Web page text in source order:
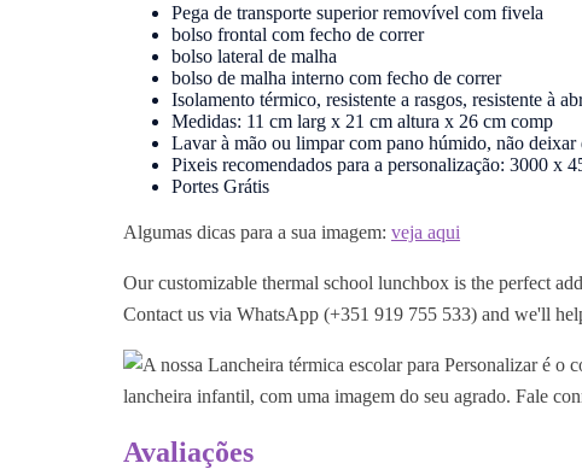
Pega de transporte superior removível com fivela
bolso frontal com fecho de correr
bolso lateral de malha
bolso de malha interno com fecho de correr
Isolamento térmico, resistente a rasgos, resistente à
Medidas: 11 cm larg x 21 cm altura x 26 cm comp
Lavar à mão ou limpar com pano húmido, não
Pixeis recomendados para a personalização: 3000 x
Portes Grátis
Algumas dicas para a sua imagem: veja aqui
Our customizable thermal school lunchbox is the perfect
Contact us via WhatsApp (+351 919 755 533) and we'll
Avaliações